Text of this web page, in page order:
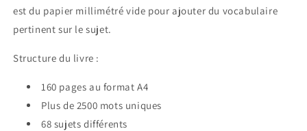
est du papier millimétré vide pour ajouter du vocabulaire
pertinent sur le sujet.
Structure du livre :
160 pages au format A4
Plus de 2500 mots uniques
68 sujets différents